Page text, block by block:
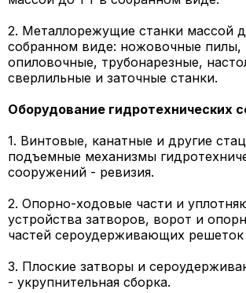
2. Металлорежущие станки массой
собранном виде: ножовочные пилы,
опиловочные, трубонарезные,
сверлильные и заточные станки.
Оборудование гидротехнических
1. Винтовые, канатные и другие
подъемные механизмы
сооружений - ревизия.
2. Опорно-ходовые части и
устройства затворов, ворот и
частей сероудерживающих решеток
3. Плоские затворы и
- укрупнительная сборка.